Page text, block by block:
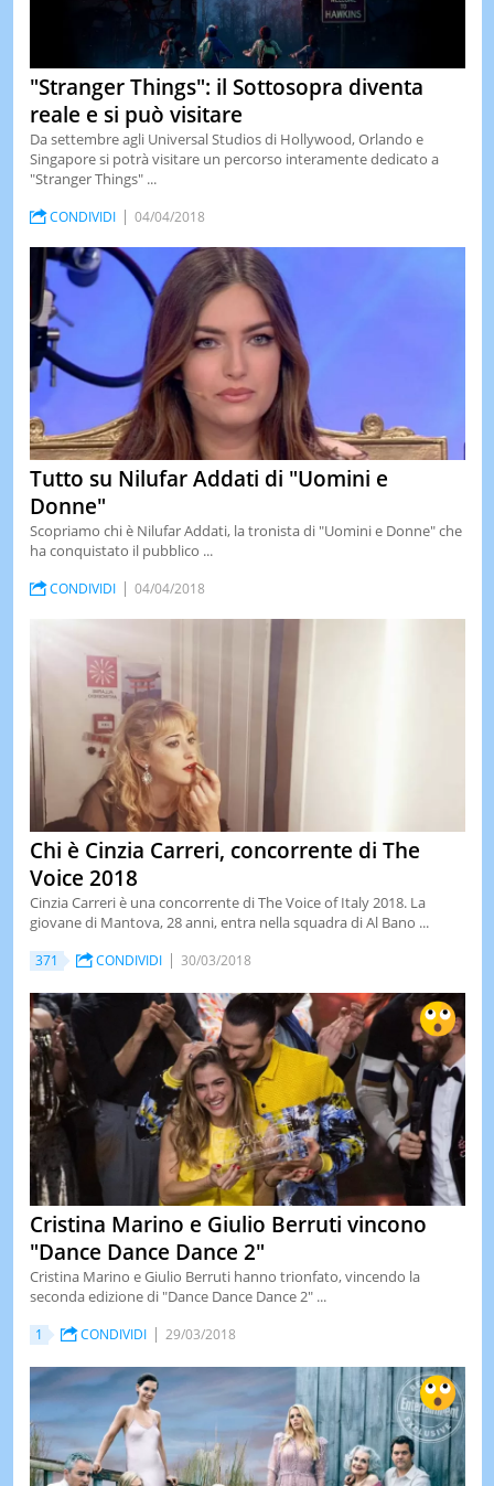
"Stranger Things": il Sottosopra diventa
reale e si può visitare
Da settembre agli Universal Studios di Hollywood, Orlando e
Singapore si potrà visitare un percorso interamente dedicato a
"Stranger Things" ...
CONDIVIDI 04/04/2018
Tutto su Nilufar Addati di "Uomini e
Donne"
Scopriamo chi è Nilufar Addati, la tronista di "Uomini e Donne" che
ha conquistato il pubblico ...
CONDIVIDI 04/04/2018
Chi è Cinzia Carreri, concorrente di The
Voice 2018
Cinzia Carreri è una concorrente di The Voice of Italy 2018. La
giovane di Mantova, 28 anni, entra nella squadra di Al Bano ...
371 CONDIVIDI 30/03/2018
Cristina Marino e Giulio Berruti vincono
"Dance Dance Dance 2"
Cristina Marino e Giulio Berruti hanno trionfato, vincendo la
seconda edizione di "Dance Dance Dance 2" ...
1 CONDIVIDI 29/03/2018